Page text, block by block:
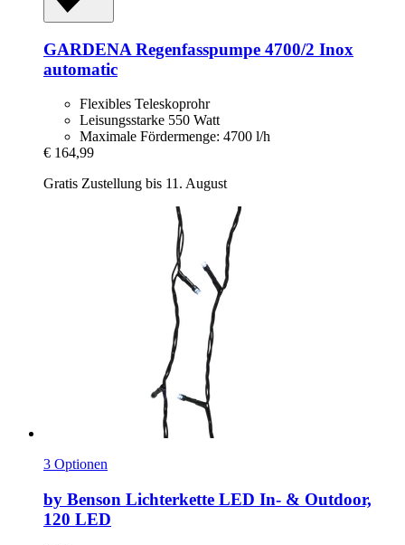
GARDENA Regenfasspumpe 4700/2 Inox
automatic
Flexibles Teleskoprohr
Leisungsstarke 550 Watt
Maximale Fördermenge: 4700 l/h
€ 164,99
Gratis Zustellung bis 11. August
3 Optionen
by Benson Lichterkette LED In-​ & Outdoor,
120 LED